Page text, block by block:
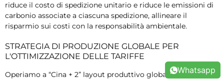
riduce il costo di spedizione unitario e riduce le emissioni di
carbonio associate a ciascuna spedizione, allineare il
risparmio sui costi con la responsabilità ambientale.
STRATEGIA DI PRODUZIONE GLOBALE PER
L'OTTIMIZZAZIONE DELLE TARIFFE
Operiamo a “Cina + 2” layout produttivo globale Whatsapp